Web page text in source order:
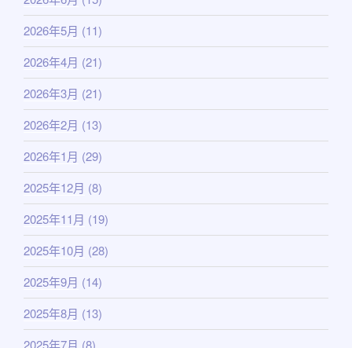
2026年5月 (11)
2026年4月 (21)
2026年3月 (21)
2026年2月 (13)
2026年1月 (29)
2025年12月 (8)
2025年11月 (19)
2025年10月 (28)
2025年9月 (14)
2025年8月 (13)